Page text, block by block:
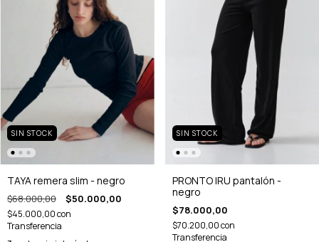
SIN STOCK
TAYA remera slim - negro
$68.000,00 $50.000,00
$45.000,00con
Transferencia
SIN STOCK
PRONTO IRU pantalón -
negro
$78.000,00
$70.200,00con
Transferencia